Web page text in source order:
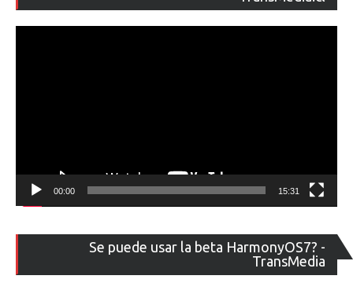
00:00 15:31
Se puede usar la beta HarmonyOS7? -
TransMedia
de